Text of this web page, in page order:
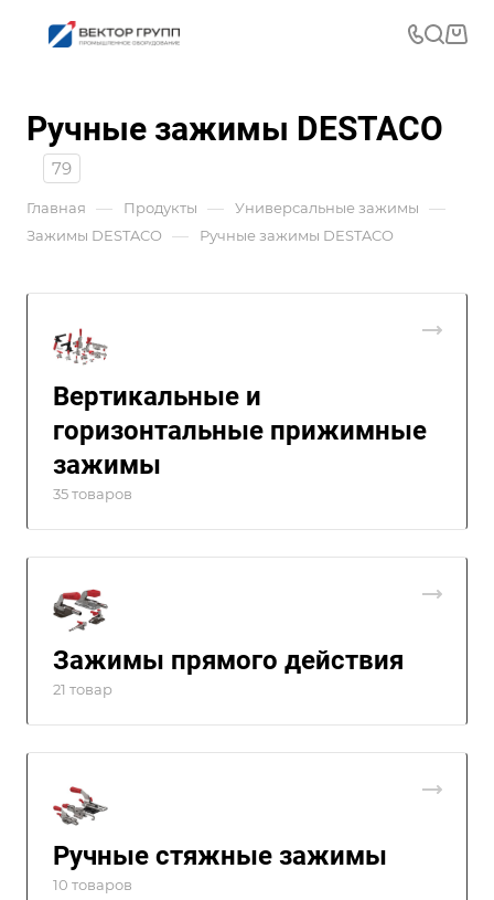
Ручные зажимы DESTACO
79
Главная — Продукты — Универсальные зажимы —
Зажимы DESTACO — Ручные зажимы DESTACO
Вертикальные и
горизонтальные прижимные
зажимы
35 товаров
Зажимы прямого действия
21 товар
Ручные стяжные зажимы
10 товаров